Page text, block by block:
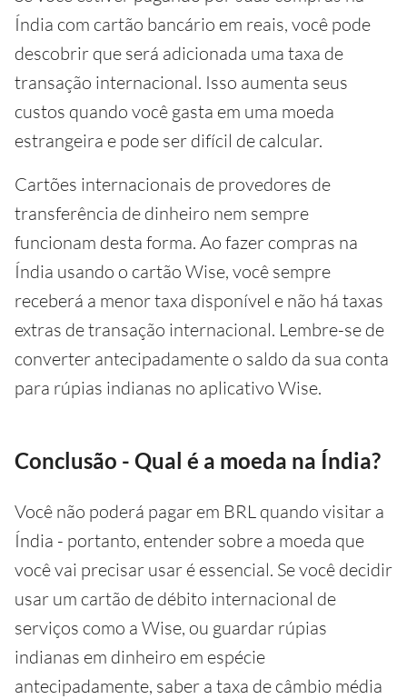
Índia com cartão bancário em reais, você pode
descobrir que será adicionada uma taxa de
transação internacional. Isso aumenta seus
custos quando você gasta em uma moeda
estrangeira e pode ser difícil de calcular.
Cartões internacionais de provedores de
transferência de dinheiro nem sempre
funcionam desta forma. Ao fazer compras na
Índia usando o cartão Wise, você sempre
receberá a menor taxa disponível e não há taxas
extras de transação internacional. Lembre-se de
converter antecipadamente o saldo da sua conta
para rúpias indianas no aplicativo Wise.
Conclusão - Qual é a moeda na Índia?
Você não poderá pagar em BRL quando visitar a
Índia - portanto, entender sobre a moeda que
você vai precisar usar é essencial. Se você decidir
usar um cartão de débito internacional de
serviços como a Wise, ou guardar rúpias
indianas em dinheiro em espécie
antecipadamente, saber a taxa de câmbio média